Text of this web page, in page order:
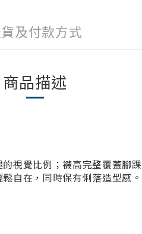
及付款方式
商品描述
視覺比例；襪高完整覆蓋腳
自在，同時保有俐落造型感。